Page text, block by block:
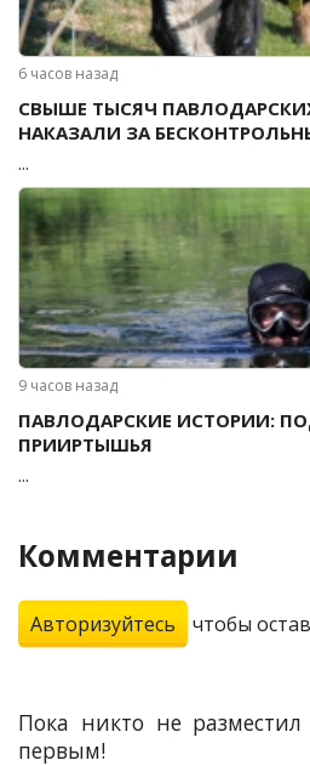
6 часов назад
СВЫШЕ ТЫСЯЧ
НАКАЗАЛИ ЗА
...
9 часов назад
ПАВЛОДАРСКИЕ ИСТОРИИ:
ПРИИРТЫШЬЯ
...
Комментарии
Авторизуйтесь чтобы
Пока никто не
первым!